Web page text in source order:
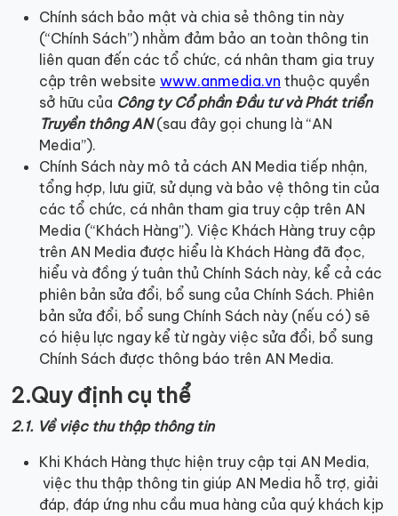
Chính sách bảo mật và chia sẻ thông tin này
(“Chính Sách”) nhằm đảm bảo an toàn thông tin
liên quan đến các tổ chức, cá nhân tham gia truy
cập trên website www.anmedia.vn thuộc quyền
sở hữu của Công ty Cổ phần Đầu tư và Phát triển
Truyền thông AN(sau đây gọi chung là “AN
Media”).
Chính Sách này mô tả cách AN Media tiếp nhận,
tổng hợp, lưu giữ, sử dụng và bảo vệ thông tin của
các tổ chức, cá nhân tham gia truy cập trên AN
Media (“Khách Hàng”). Việc Khách Hàng truy cập
trên AN Media được hiểu là Khách Hàng đã đọc,
hiểu và đồng ý tuân thủ Chính Sách này, kể cả các
phiên bản sửa đổi, bổ sung của Chính Sách. Phiên
bản sửa đổi, bổ sung Chính Sách này (nếu có) sẽ
có hiệu lực ngay kể từ ngày việc sửa đổi, bổ sung
Chính Sách được thông báo trên AN Media.
2.Quy định cụ thể
2.1. Về việc thu thập thông tin
Khi Khách Hàng thực hiện truy cập tại AN Media,
việc thu thập thông tin giúp AN Media hỗ trợ, giải
đáp, đáp ứng nhu cầu mua hàng của quý khách kịp